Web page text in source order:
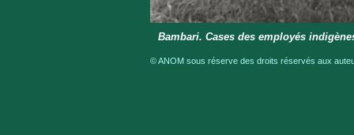
Bambari. Cases des employés
© ANOM sous réserve des droits réservés aux